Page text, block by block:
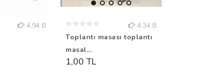
4.94 B
4.34 B
Toplantı masası toplantı
masal...
1,00 TL